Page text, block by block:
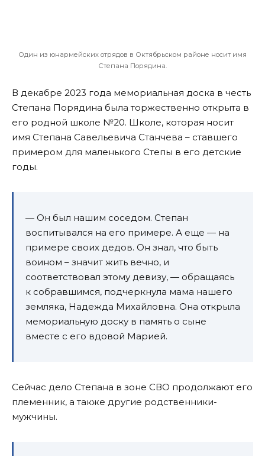
Один из юнармейских отрядов в Октябрьском районе носит имя
Степана Порядина.
В декабре 2023 года мемориальная доска в честь
Степана Порядина была торжественно открыта в
его родной школе №20. Школе, которая носит
имя Степана Савельевича Станчева – ставшего
примером для маленького Степы в его детские
годы.
— Он был нашим соседом. Степан
воспитывался на его примере. А еще — на
примере своих дедов. Он знал, что быть
воином – значит жить вечно, и
соответствовал этому девизу, — обращаясь
к собравшимся, подчеркнула мама нашего
земляка, Надежда Михайловна. Она открыла
мемориальную доску в память о сыне
вместе с его вдовой Марией.
Сейчас дело Степана в зоне СВО продолжают его
племенник, а также другие родственники-
мужчины.